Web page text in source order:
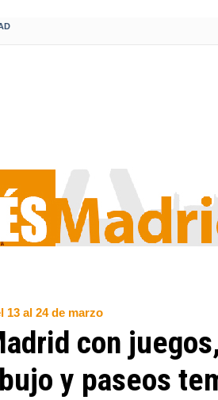
al 24 de marzo
con
y paseos